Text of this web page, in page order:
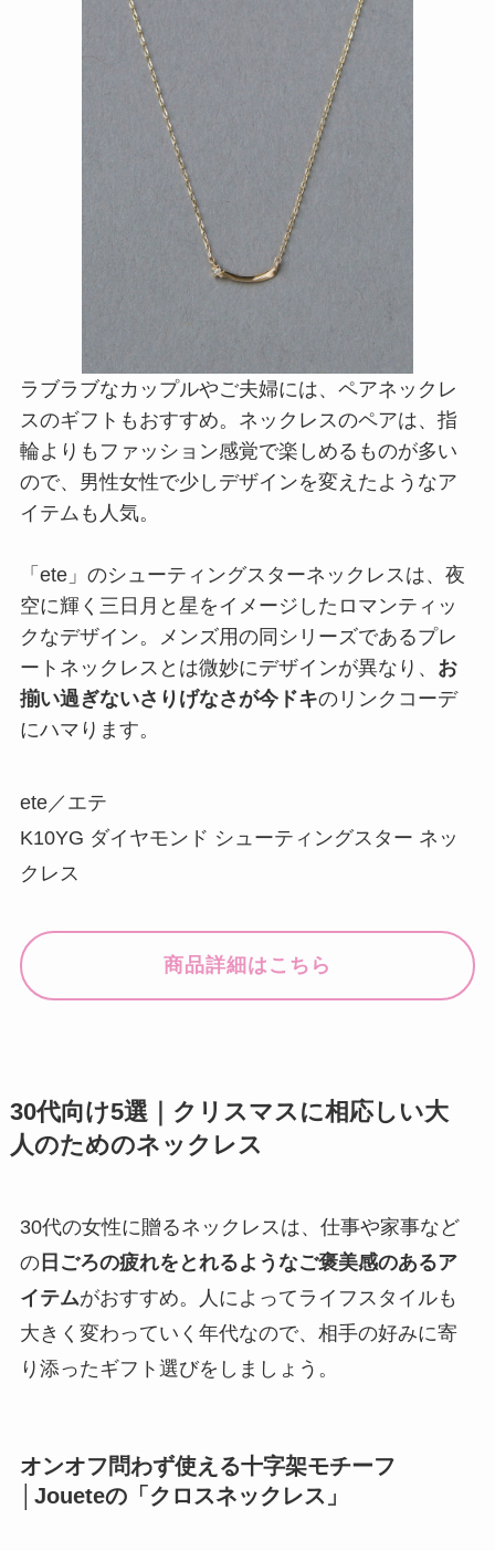
ラブラブなカップルやご夫婦には、ペアネックレ
スのギフトもおすすめ。ネックレスのペアは、指
輪よりもファッション感覚で楽しめるものが多い
ので、男性女性で少しデザインを変えたようなア
イテムも人気。
「ete」のシューティングスターネックレスは、夜
空に輝く三日月と星をイメージしたロマンティッ
クなデザイン。メンズ用の同シリーズであるプレ
ートネックレスとは微妙にデザインが異なり、 お
揃い過ぎないさりげなさが今ドキのリンクコーデ
にハマります。
ete／エテ
K10YG ダイヤモンド シューティングスター ネッ
クレス
商品詳細はこちら
30代向け5選｜クリスマスに相応しい大
人のためのネックレス
30代の女性に贈るネックレスは、仕事や家事など
の日ごろの疲れをとれるようなご褒美感のあるア
イテムがおすすめ。人によってライフスタイルも
大きく変わっていく年代なので、相手の好みに寄
り添ったギフト選びをしましょう。
オンオフ問わず使える十字架モチーフ
│Joueteの「クロスネックレス」